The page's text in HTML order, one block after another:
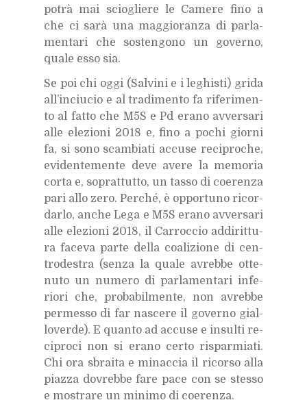
po­trà mai scio­glie­re le Ca­me­re fino a
che ci sarà una mag­gio­ran­za di par­la­
men­ta­ri che so­sten­go­no un go­ver­no,
qua­le esso sia.
Se poi chi oggi (Sal­vi­ni e i le­ghi­sti) gri­da
al­l’in­ciu­cio e al tra­di­men­to fa ri­fe­ri­men­
to al fat­to che M5S e Pd era­no av­ver­sa­ri
alle ele­zio­ni 2018 e, fino a po­chi gior­ni
fa, si sono scam­bia­ti ac­cu­se re­ci­pro­che,
evi­den­te­men­te deve ave­re la me­mo­ria
cor­ta e, so­prat­tut­to, un tas­so di coe­ren­za
pari allo zero. Per­ché, è op­por­tu­no ri­cor­
dar­lo, an­che Lega e M5S era­no av­ver­sa­ri
alle ele­zio­ni 2018, il Car­roc­cio ad­di­rit­tu­
ra fa­ce­va par­te del­la coa­li­zio­ne di cen­
tro­de­stra (sen­za la qua­le avreb­be ot­te­
nu­to un nu­me­ro di par­la­men­ta­ri in­fe­
rio­ri che, pro­ba­bil­men­te, non avreb­be
per­mes­so di far na­sce­re il go­ver­no gial­
lo­ver­de). E quan­to ad ac­cu­se e in­sul­ti re­
ci­pro­ci non si era­no cer­to ri­spar­mia­ti.
Chi ora sbrai­ta e mi­nac­cia il ri­cor­so alla
piaz­za do­vreb­be fare pace con se stes­so
e mo­stra­re un mi­ni­mo di coe­ren­za.